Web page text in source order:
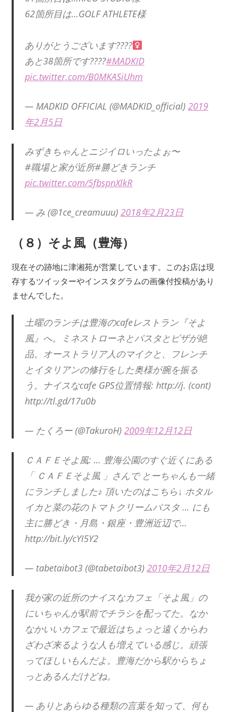
62箇所目は…GOLF ATHLETE様
ありがとうございます????‍
あと38箇所です????#MADKID
pic.twitter.com/B0MKASiUhm
— MADKID OFFICIAL (@MADKID_official) 2019
年2月5日
みずきちゃんとニジイロいったよぉ〜
#職場と家が近所#勝どきランチ
pic.twitter.com/5fbspnXlkR
— み (@1ce_creamuuu) 2018年2月23日
（８）そよ風（豊海）
現在その跡地に津湘苑が営業しています。このお店は現
存するツイッターやインスタグラムの画像付投稿があり
ませんでした。
土曜のランチは豊海のcafeレストラン『そよ
風』へ。ミネストローネとパスタとピザが絶
品。オーストラリア人のマイクと、フレンチ
とイタリアンの修行をした奥様が腕を振る
う。ナイスなcafe GPS位置情報: http://j. (cont)
http://tl.gd/17u0b
— たくろー (@TakuroH) 2009年12月12日
ＣＡＦＥそよ風: … 豊海公園のすぐ近くにある
「 ＣＡＦＥそよ風 」さんで とーちゃんも一緒
にランチしました♪ 頂いたのはこちら↓ ホタル
イカと菜の花のトマトクリームパスタ … にも
主に勝どき・月島・銀座・豊洲近辺で…
http://bit.ly/cYI5Y2
— tabetaibot3 (@tabetaibot3) 2010年2月12日
我が家の近所のナイスなカフェ「そよ風」の
にいちゃんが駅前でチラシを配ってた。なか
なかいいカフェで最近はちょっと遠くからわ
ざわざ来るような人も増えている感じ。頑張
ってほしいもんだよ。豊海だから駅からちょ
っとあるんだけどね。
— ありとあらゆる種類の言葉を知って、何も